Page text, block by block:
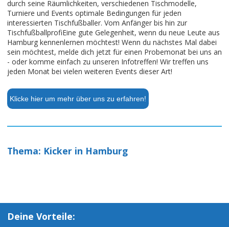
durch seine Räumlichkeiten, verschiedenen Tischmodelle,
Turniere und Events optimale Bedingungen für jeden
interessierten Tischfußballer. Vom Anfänger bis hin zur
TischfußballprofiEine gute Gelegenheit, wenn du neue Leute aus
Hamburg kennenlernen möchtest! Wenn du nächstes Mal dabei
sein möchtest, melde dich jetzt für einen Probemonat bei uns an
- oder komme einfach zu unseren Infotreffen! Wir treffen uns
jeden Monat bei vielen weiteren Events dieser Art!
Klicke hier um mehr über uns zu erfahren!
Thema: Kicker in Hamburg
Deine Vorteile: